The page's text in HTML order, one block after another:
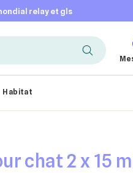
relay et gls
Habitat
chat 2 x 15